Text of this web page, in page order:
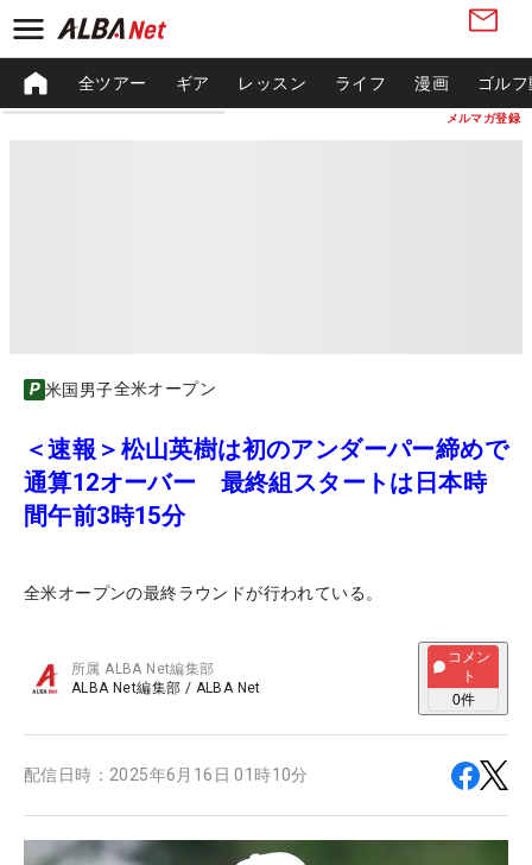
メルマガ登録
全ツアー ギア レッスン ライフ 漫画 ゴル
米国男子全米オープン
＜速報＞松山英樹は初のアンダーパー締めで
通算12オーバー 最終組スタートは日本時
間午前3時15分
全米オープンの最終ラウンドが行われている。
所属ALBA Net編集部
ALBA Net編集部 / ALBA Net
コメン
ト
0件
配信日時： 2025年6月16日 01時10分